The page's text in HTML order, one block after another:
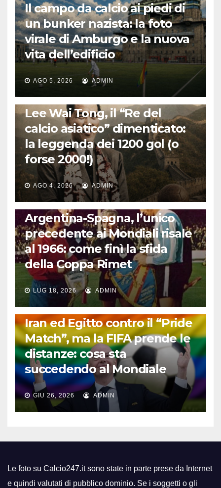
Il campo da calcio ai piedi di
un bunker nazista: la foto
virale di Amburgo e la nuova
vita dell’edificio
AGO 5, 2026 ADMIN
LA STORIA DEL CALCIO
Lee Wai Tong, il “Re del
calcio asiatico” dimenticato:
la leggenda dei 1200 gol (o
forse 2000!)
AGO 4, 2026 ADMIN
CALCIO INTERNAZIONALE
Argentina-Spagna, l’unico
precedente ai Mondiali risale
al 1966: come finì la sfida
della Coppa Rimet
LUG 18, 2026 ADMIN
FUORI DAL CAMPO: CALCIO, GOSSIP E NON SOLO
Iran ed Egitto contro il “Pride
Match”, ma la FIFA prende le
distanze: cosa sta
succedendo al Mondiale
GIU 26, 2026 ADMIN
Le foto su Calcio247.it sono state in parte prese da Internet
e quindi valutati di pubblico dominio. Se i soggetti o gli